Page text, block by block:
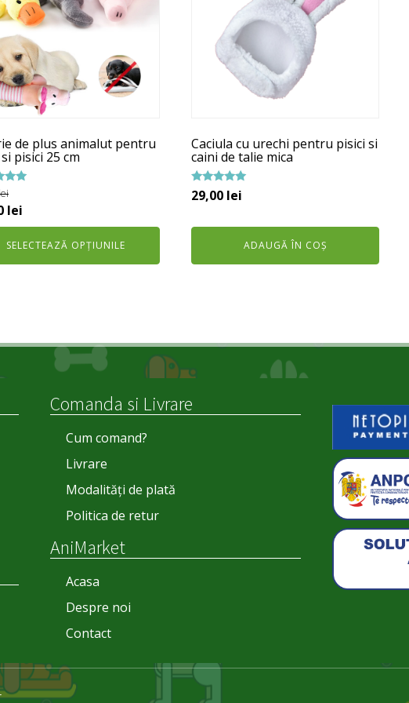
de plus animalut pentru
pisici 25 cm
la
lei
curent
este:
19,00 lei.
SELECTEAZĂ OPȚIUNILE
Caciula cu urechi pentru pisici si
caini de talie mica
Evaluat la
5.00
29,00 lei
ADAUGĂ ÎN COȘ
Comanda si Livrare
Cum comand?
Livrare
Modalități de plată
Politica de retur
AniMarket
Acasa
Despre noi
Contact